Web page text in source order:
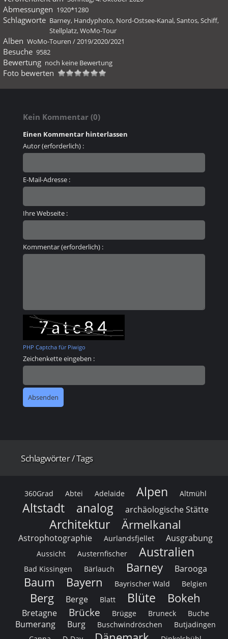
Abmessungen 1920*1280
Schlagworte Barney, Handyphoto, Nord-Ostsee-Kanal,Santos,Schiff,
Stellplatz,WoMo-Tour
Alben WoMo-Touren /2019/2020/2021
Besuche 9582
Bewertung noch keine Bewertung
Foto bewerten
Kein Kommentar (0)
Einen Kommentar hinterlassen
Autor (erforderlich) :
E-Mail-Adresse :
Ihre Webseite :
Kommentar (erforderlich) :
PHP Captcha für Piwigo
Zeichenkette eingeben :
Schlagwörter / Tags
360Grad Abtei Adelaide Alpen Altmühl
Altstadt analog archäologische Stätte
Architektur Ärmelkanal
Astrophotographie Aurlandsfjellet Ausgrabung
Aussicht Austernfischer Australien
Bad Kissingen Bärlauch Barney Barooga
Baum Bayern Bayrischer Wald Belgien
Berg Berge Blatt Blüte Bokeh
Bretagne Brücke Brügge Bruneck Buche
Bumerang Burg Buschwindröschen
Butjadingen